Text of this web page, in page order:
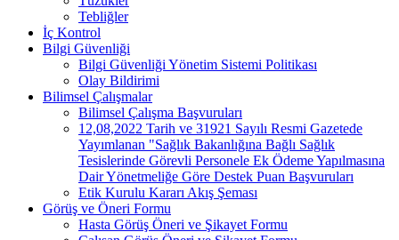
Tebliğler
İç Kontrol
Bilgi Güvenliği
Bilgi Güvenliği Yönetim Sistemi Politikası
Olay Bildirimi
Bilimsel Çalışmalar
Bilimsel Çalışma Başvuruları
12,08,2022 Tarih ve 31921 Sayılı Resmi Gazetede
Yayımlanan "Sağlık Bakanlığına Bağlı Sağlık
Tesislerinde Görevli Personele Ek Ödeme Yapılmasına
Dair Yönetmeliğe Göre Destek Puan Başvuruları
Etik Kurulu Kararı Akış Şeması
Görüş ve Öneri Formu
Hasta Görüş Öneri ve Şikayet Formu